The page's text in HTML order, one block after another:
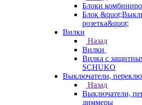
Блоки
Блок
розетка&quot;
Вилки
Назад
Вилки
Вилка с
SCHUKO
Выключатели,
Назад
Выключатели,
диммеры